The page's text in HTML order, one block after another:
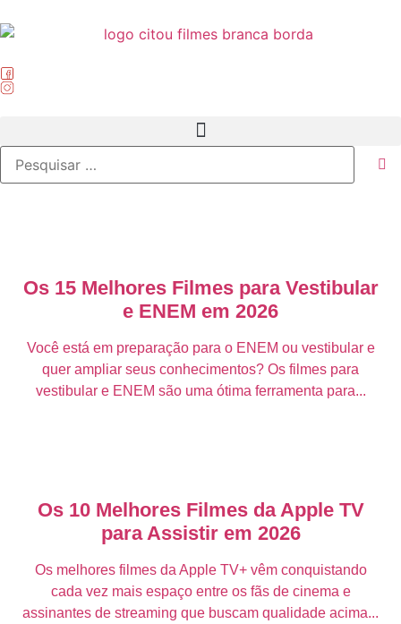
Os 15 Melhores Filmes para Vestibular
e ENEM em 2026
Você está em preparação para o ENEM ou vestibular e
quer ampliar seus conhecimentos? Os filmes para
vestibular e ENEM são uma ótima ferramenta para...
Os 10 Melhores Filmes da Apple TV
para Assistir em 2026
Os melhores filmes da Apple TV+ vêm conquistando
cada vez mais espaço entre os fãs de cinema e
assinantes de streaming que buscam qualidade acima...